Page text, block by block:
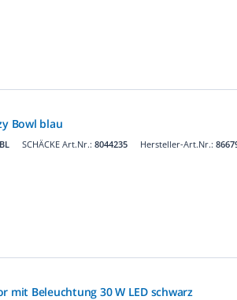
Bowl blau
SCHÄCKE Art.Nr.: 8044235 Hersteller-Art.Nr.:
mit Beleuchtung 30 W LED schwarz